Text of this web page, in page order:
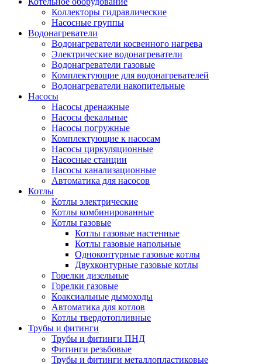
Коллекторы гидравлические
Насосные группы
Водонагреватели
Водонагреватели косвенного нагрева
Электрические водонагреватели
Водонагреватели газовые
Комплектующие для водонагревателей
Водонагреватели накопительные
Насосы
Насосы дренажные
Насосы фекальные
Насосы погружные
Комплектующие к насосам
Насосы циркуляционные
Насосные станции
Насосы канализационные
Автоматика для насосов
Котлы
Котлы электрические
Котлы комбинированные
Котлы газовые
Котлы газовые настенные
Котлы газовые напольные
Одноконтурные газовые котлы
Двухконтурные газовые котлы
Горелки дизельные
Горелки газовые
Коаксиальные дымоходы
Автоматика для котлов
Котлы твердотопливные
Трубы и фитинги
Трубы и фитинги ПНД
Фитинги резьбовые
Трубы и фитинги металлопластиковые